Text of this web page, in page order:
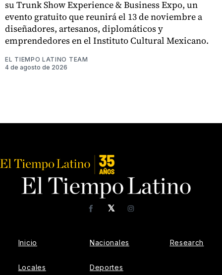
su Trunk Show Experience & Business Expo, un
evento gratuito que reunirá el 13 de noviembre a
diseñadores, artesanos, diplomáticos y
emprendedores en el Instituto Cultural Mexicano.
EL TIEMPO LATINO TEAM
4 de agosto de 2026
𝕏
FacebookInstagram
Inicio
Locales
Nacionales
Deportes
Research